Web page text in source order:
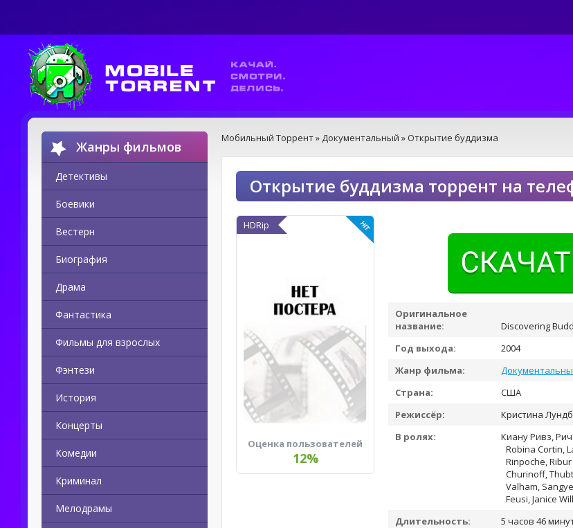
Жанры фильмов
Детективы
Боевики
Вестерн
Биография
Драма
Фантастика
Фильмы для взрослых
Фэнтези
История
Концерты
Комедии
Криминал
Мелодрамы
Мобильный Торрент» Документальный » Открытие буддизма
Открытие буддизма торрент на
HDRip
Оценка пользователей
12%
Оригинальное
название:
Discovering
Год выхода:
2004
Жанр фильма:
Страна:
США
Режиссёр:
Кристина
В ролях:
Киану Ривз,
Robina Cortin,
Rinpoche,
Churinoff,
Valham,
Feusi, Janice
Длительность:
5 часов 46